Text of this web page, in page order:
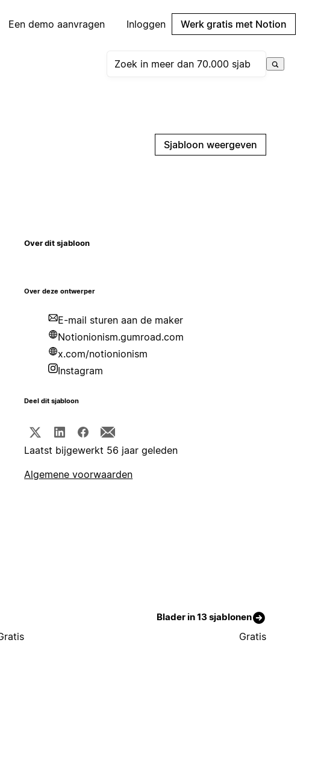
Een demo aanvragen Inloggen Werk gratis met Notion
Sjabloon weergeven
Over dit sjabloon
Over deze ontwerper
E-mail sturen aan de maker
Notionionism.gumroad.com
x.com/notionionism
Instagram
Deel dit sjabloon
Laatst bijgewerkt 56 jaar geleden
Algemene voorwaarden
Blader in 13 sjablonen
Gratis